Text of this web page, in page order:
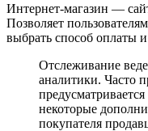
Интернет-магазин —
Позволяет
выбрать способ оплаты и
Отслеживание
аналитики. Часто
некоторые
покупателя